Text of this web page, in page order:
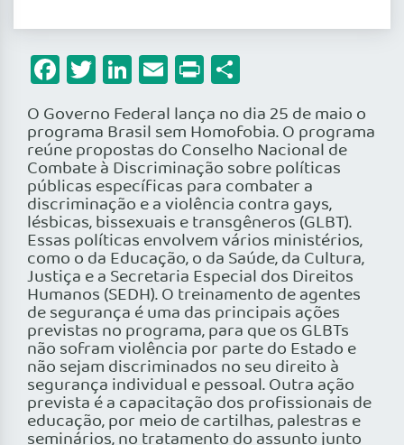
Facebook
Twitter
LinkedIn
Email
Print
O Governo Federal lança no dia 25 de maio o
programa Brasil sem Homofobia. O programa
reúne propostas do Conselho Nacional de
Combate à Discriminação sobre políticas
públicas específicas para combater a
discriminação e a violência contra gays,
lésbicas, bissexuais e transgêneros (GLBT).
Essas políticas envolvem vários ministérios,
como o da Educação, o da Saúde, da Cultura,
Justiça e a Secretaria Especial dos Direitos
Humanos (SEDH). O treinamento de agentes
de segurança é uma das principais ações
previstas no programa, para que os GLBTs
não sofram violência por parte do Estado e
não sejam discriminados no seu direito à
segurança individual e pessoal. Outra ação
prevista é a capacitação dos profissionais de
educação, por meio de cartilhas, palestras e